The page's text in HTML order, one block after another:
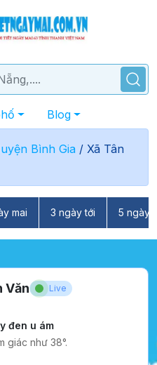
Blog
Bình Gia / Xã Tân
mai 3 ngày tới 5 ngày
Văn Live
đen u ám
giác như 38°.